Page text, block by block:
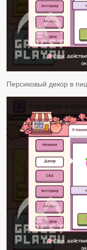
Персиковый декор в